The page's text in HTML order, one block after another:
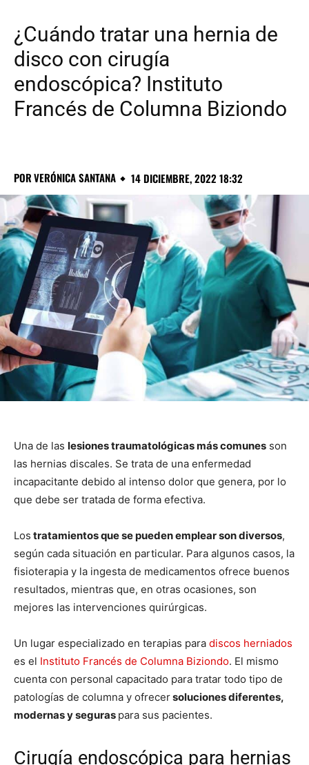
¿Cuándo tratar una hernia de
disco con cirugía
endoscópica? Instituto
Francés de Columna Biziondo
PORVERÓNICA SANTANA 14 DICIEMBRE, 2022 18:32
Una de las lesiones traumatológicas más comunes son
las hernias discales. Se trata de una enfermedad
incapacitante debido al intenso dolor que genera, por lo
que debe ser tratada de forma efectiva.
Los tratamientos que se pueden emplear son diversos,
según cada situación en particular. Para algunos casos, la
fisioterapia y la ingesta de medicamentos ofrece buenos
resultados, mientras que, en otras ocasiones, son
mejores las intervenciones quirúrgicas.
Un lugar especializado en terapias para discos herniados
es el Instituto Francés de Columna Biziondo. El mismo
cuenta con personal capacitado para tratar todo tipo de
patologías de columna y ofrecersoluciones diferentes,
modernas y seguras para sus pacientes.
Cirugía endoscópica para hernias